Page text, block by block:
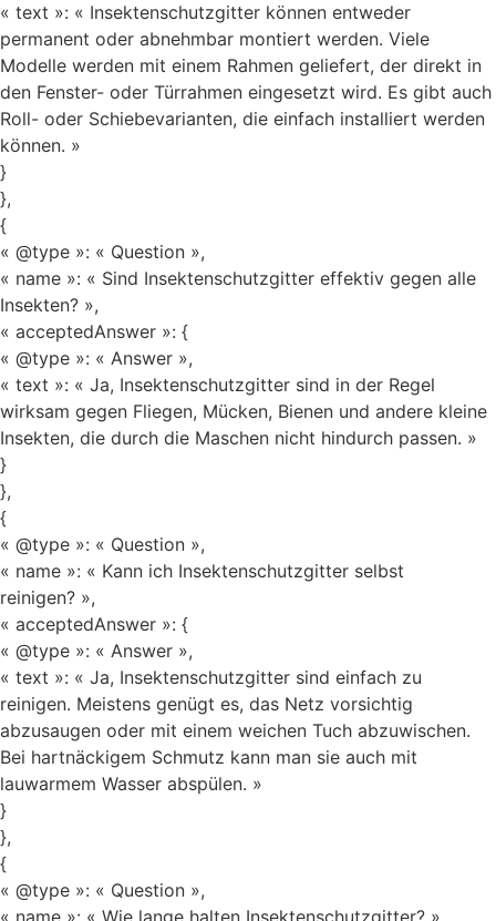
« text »: « Insektenschutzgitter können entweder
permanent oder abnehmbar montiert werden. Viele
Modelle werden mit einem Rahmen geliefert, der direkt in
den Fenster- oder Türrahmen eingesetzt wird. Es gibt auch
Roll- oder Schiebevarianten, die einfach installiert werden
können. »
}
},
{
« @type »: « Question »,
« name »: « Sind Insektenschutzgitter effektiv gegen alle
Insekten? »,
« acceptedAnswer »: {
« @type »: « Answer »,
« text »: « Ja, Insektenschutzgitter sind in der Regel
wirksam gegen Fliegen, Mücken, Bienen und andere kleine
Insekten, die durch die Maschen nicht hindurch passen. »
}
},
{
« @type »: « Question »,
« name »: « Kann ich Insektenschutzgitter selbst
reinigen? »,
« acceptedAnswer »: {
« @type »: « Answer »,
« text »: « Ja, Insektenschutzgitter sind einfach zu
reinigen. Meistens genügt es, das Netz vorsichtig
abzusaugen oder mit einem weichen Tuch abzuwischen.
Bei hartnäckigem Schmutz kann man sie auch mit
lauwarmem Wasser abspülen. »
}
},
{
« @type »: « Question »,